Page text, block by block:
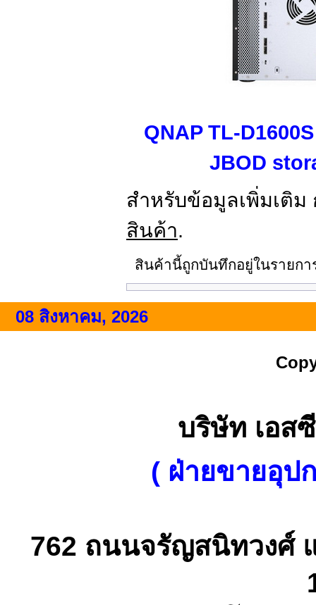
QNAP TL-
JBOD
สำหรับข้อมูลเพิ่มเติ
สินค้า.
สินค้านี้ถูกบันทึกอยู่ในรายก
08 สิงหาคม, 2026
บริษัท เอส
( ฝ่ายขายอุป
762 ถนนจรัญสนิทวงศ์